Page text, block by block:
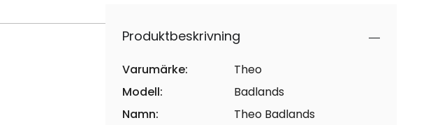
Produktbeskrivning
Varumärke:
Theo
Modell:
Badlands
Namn:
Theo Badlands